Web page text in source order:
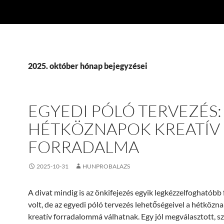
2025. október hónap bejegyzései
EGYEDI PÓLÓ
HÉTKÖZNAPOK KREATÍV
FORRADALMA
2025-10-31 HUNPROBALAZS
A divat mindig is az önkifejezés egyik
volt, de az egyedi póló tervezés lehetőségeivel a
kreatív forradalommá válhatnak. Egy jól megválasztott,